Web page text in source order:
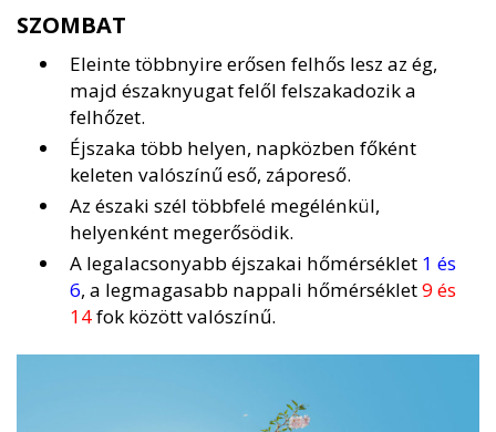
SZOMBAT
Eleinte többnyire erősen felhős lesz az ég,
majd északnyugat felől felszakadozik a
felhőzet.
Éjszaka több helyen, napközben főként
keleten valószínű eső, záporeső.
Az északi szél többfelé megélénkül,
helyenként megerősödik.
A legalacsonyabb éjszakai hőmérséklet 1 és
6, a legmagasabb nappali hőmérséklet9 és
14fok között valószínű.